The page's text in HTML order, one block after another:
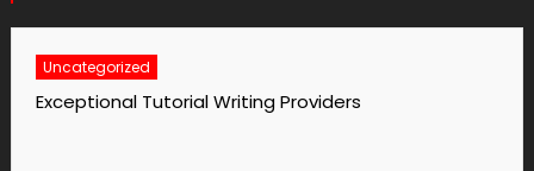
Uncategorized
No1 Essay Writing Service Grabmyessay Com